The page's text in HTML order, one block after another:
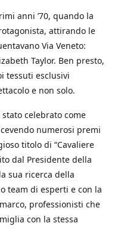
anni ’70, quando la
attirando le
Via Veneto:
Taylor. Ben presto,
tessuti esclusivi
e non solo.
stato celebrato come
numerosi premi
titolo di “Cavaliere
dal Presidente della
sua ricerca della
team di esperti e con la
professionisti che
con la stessa